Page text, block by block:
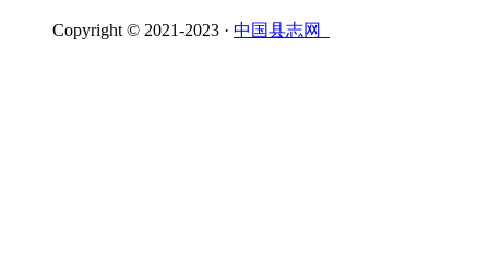
Copyright © 2021-2023 · 中国县志网